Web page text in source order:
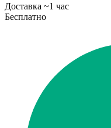
Доставка ~1 час
Бесплатно